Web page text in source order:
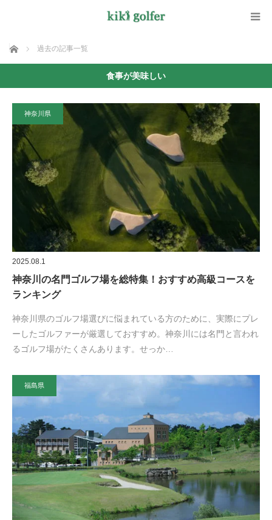
ホーム 過去の記事一覧
食事が美味しい
神奈川県
2025.08.1
神奈川の名門ゴルフ場を総特集！おすすめ高級コースを
ランキング
神奈川県のゴルフ場選びに悩まれている方のために、実際にプレ
ーしたゴルファーが厳選しておすすめ。神奈川には名門と言われ
るゴルフ場がたくさんあります。せっか…
福島県